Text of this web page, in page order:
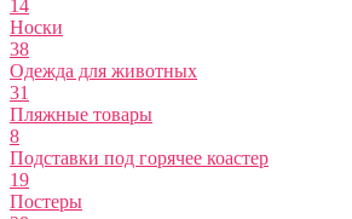
14
Носки
38
Одежда для животных
31
Пляжные товары
8
Подставки под горячее коастер
19
Постеры